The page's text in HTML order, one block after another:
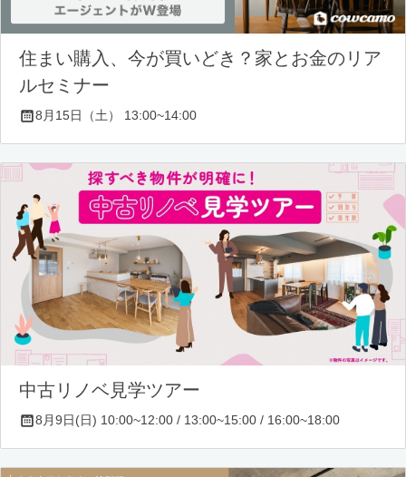
住まい購入、今が買いどき？家とお金のリア
ルセミナー
8月15日（土） 13:00~14:00
中古リノベ見学ツアー
8月9日(日) 10:00~12:00 / 13:00~15:00 / 16:00~18:00